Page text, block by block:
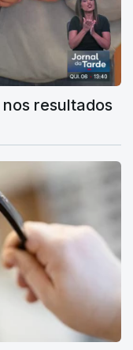
resultados